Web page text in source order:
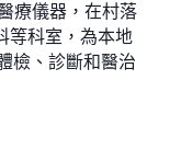
療儀器，在村落
等科室，為本地
檢、診斷和醫治